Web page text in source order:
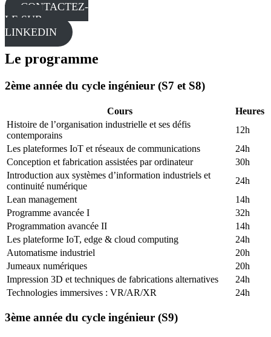
CONTACTEZ-
LE SUR
LINKEDIN
Le programme
2ème année du cycle ingénieur (S7 et S8)
Cours
Heures
Histoire de l’organisation industrielle et ses défis
contemporains
12h
Les plateformes IoT et réseaux de communications
24h
Conception et fabrication assistées par ordinateur
30h
Introduction aux systèmes d’information industriels et
continuité numérique
24h
Lean management
14h
Programme avancée I
32h
Programmation avancée II
14h
Les plateforme IoT, edge & cloud computing
24h
Automatisme industriel
20h
Jumeaux numériques
20h
Impression 3D et techniques de fabrications alternatives
24h
Technologies immersives : VR/AR/XR
24h
3ème année du cycle ingénieur (S9)